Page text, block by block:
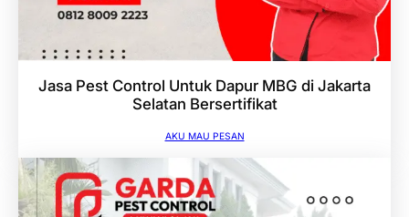
Jasa Pest Control Untuk Dapur MBG di Jakarta
Selatan Bersertifikat
AKU MAU PESAN